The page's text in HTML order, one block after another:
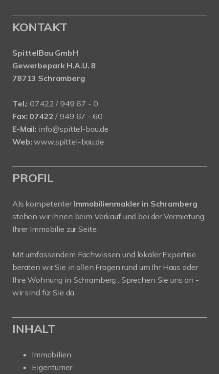
KONTAKT
SpittelBau GmbH
Gewerbepark H.A.U. 8
78713 Schramberg
Tel.: 07422 / 949 67 - 0
Fax: 07422 / 949 67 - 60
E-Mail: info@spittel-bau.de
Web: www.spittel-bau.de
PROFIL
Als kompetenter Immobilienmakler in Schramberg
stehen wir Ihnen beim Verkauf und bei der Vermietung
Ihrer Immobilie zur Seite.
Mit umfassendem Fachwissen und lokaler Expertise
beraten wir Sie in allen Fragen rund um Ihr Haus oder
Ihre Wohnung in Schramberg . Sprechen Sie uns an -
wir sind für Sie da.
INHALT
Immobilien
Eigentümer